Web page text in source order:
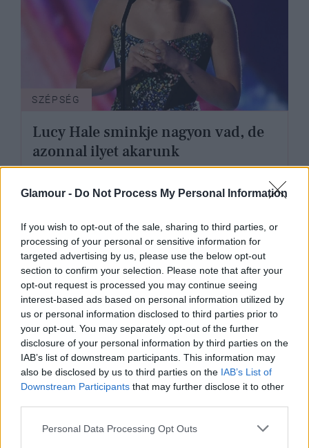
Glamour - Do Not Process My Personal Information
If you wish to opt-out of the sale, sharing to third parties, or
processing of your personal or sensitive information for
targeted advertising by us, please use the below opt-out
section to confirm your selection. Please note that after your
opt-out request is processed you may continue seeing
interest-based ads based on personal information utilized by
us or personal information disclosed to third parties prior to
your opt-out. You may separately opt-out of the further
disclosure of your personal information by third parties on the
IAB’s list of downstream participants. This information may
also be disclosed by us to third parties on the IAB’s List of
Downstream Participants that may further disclose it to other
Please note that this website/app uses one or more Google
Personal Data Processing Opt Outs
SZÉPSÉG
Lucy Hale sminkje nagyon vad, de
azonnal ilyet akarunk
Egy ember van, aki istennő ezzel a
frizurával: Lucy Hale